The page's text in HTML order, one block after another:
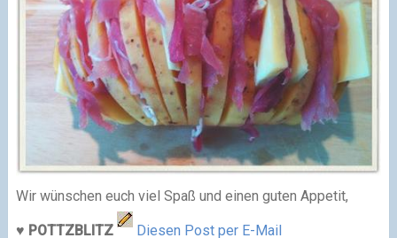
Wir wünschen euch viel Spaß und einen guten Appetit,
♥ POTTZBLITZ Diesen Post per E-Mail